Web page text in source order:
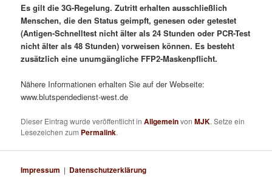
Es gilt die 3G-Regelung. Zutritt erhalten ausschließlich
Menschen, die den Status geimpft, genesen oder getestet
(Antigen-Schnelltest nicht älter als 24 Stunden oder PCR-Test
nicht älter als 48 Stunden) vorweisen können. Es besteht
zusätzlich eine unumgängliche FFP2-Maskenpflicht.
Nähere Informationen erhalten Sie auf der Webseite:
www.blutspendedienst-west.de
Dieser Eintrag wurde veröffentlicht inAllgemeinvonMJK. Setze ein
Lesezeichen zum Permalink.
Impressum | Datenschutzerklärung